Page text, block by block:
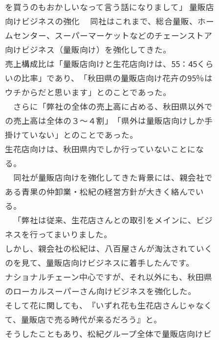
を買うのもおかしいなって言う話になりまして」 量販店
向けビジネスの強化 同社はこれまで、総合量販、ホー
ムセンター、スーパーマーケットなどのチェーンストア
向けビジネス（量販向け）を強化してきた。
売上構成比は「量販店向けと生花店向けは、55：45くら
いの比率」であり、「秋田県の量販店向け花卉の95％は
ウチからだと思います」とのことであった。
さらに「弊社の全体の売上高に占める、秋田県以外で
の売上高は全体の３〜４割」「県外は量販店向けしか手
掛けていない」とのことであった。
生花店向けは、秋田県内でしか行っていないことにな
る。
同社が量販店向けを強化してきた背景には、親会社で
ある青果の仲卸業・松紀の経営方針が大きく絡んでい
る。
「弊社は従来、生花店さんとの取引をメインに、ビジ
ネスを行ってまいりました。
しかし、親会社の松紀は、八百屋さんが淘汰されていく
のを見て、量販店向けビジネスに着手したんです。
ナショナルチェーン中心ですが、それ以外にも、秋田県
のローカルスーパーさん向けビジネスを強化した。
そして花に関しても、『いずれ花も生花店さんじゃなく
て、量販店で売る時代が来るだろう』と。
そうしたこともあり、松紀グループ全体で量販店向けビ